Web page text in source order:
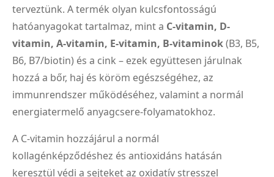
terveztünk. A termék olyan kulcsfontosságú
hatóanyagokat tartalmaz, mint a C-vitamin, D-
vitamin, A-vitamin, E-vitamin, B-vitaminok(B3, B5,
B6, B7/biotin) és a cink – ezek együttesen járulnak
hozzá a bőr, haj és köröm egészségéhez, az
immunrendszer működéséhez, valamint a normál
energiatermelő anyagcsere-folyamatokhoz.
A C-vitamin hozzájárul a normál
kollagénképződéshez és antioxidáns hatásán
keresztül védi a sejteket az oxidatív stresszel